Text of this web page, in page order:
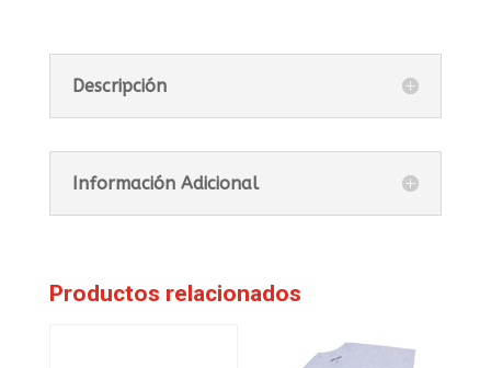
Descripción
Información Adicional
Productos relacionados